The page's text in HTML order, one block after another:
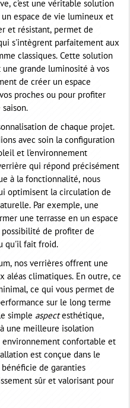
c'est une véritable solution
espace de vie lumineux et
et résistant, permet de
s'intègrent parfaitement aux
classiques. Cette solution
une grande luminosité à vos
de créer un espace
proches ou pour profiter
de chaque projet.
avec soin la configuration
et l'environnement
qui répond précisément
à la fonctionnalité, nous
optimisent la circulation de
Par exemple, une
une terrasse en un espace
de profiter de
qu'il fait froid.
nos verrières offrent une
aléas climatiques. En outre, ce
ce qui vous permet de
sur le long terme
simple aspectesthétique,
une meilleure isolation
confortable et
est conçue dans le
de garanties
sûr et valorisant pour